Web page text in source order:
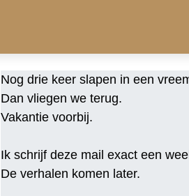
Nog drie keer slapen in een
Dan vliegen we terug.
Vakantie voorbij.
Ik schrijf deze mail exact een
De verhalen komen later.